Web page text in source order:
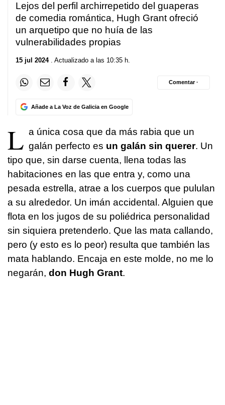
Lejos del perfil archirrepetido del guaperas
de comedia romántica, Hugh Grant ofreció
un arquetipo que no huía de las
vulnerabilidades propias
15 jul 2024. Actualizado a las 10:35 h.
Añade a La Voz de Galicia en Google
Comentar ·
L a única cosa que da más rabia que un
galán perfecto es un galán sin querer. Un
tipo que, sin darse cuenta, llena todas las
habitaciones en las que entra y, como una
pesada estrella, atrae a los cuerpos que pululan
a su alrededor. Un imán accidental. Alguien que
flota en los jugos de su poliédrica personalidad
sin siquiera pretenderlo. Que las mata callando,
pero (y esto es lo peor) resulta que también las
mata hablando. Encaja en este molde, no me lo
negarán, don Hugh Grant.